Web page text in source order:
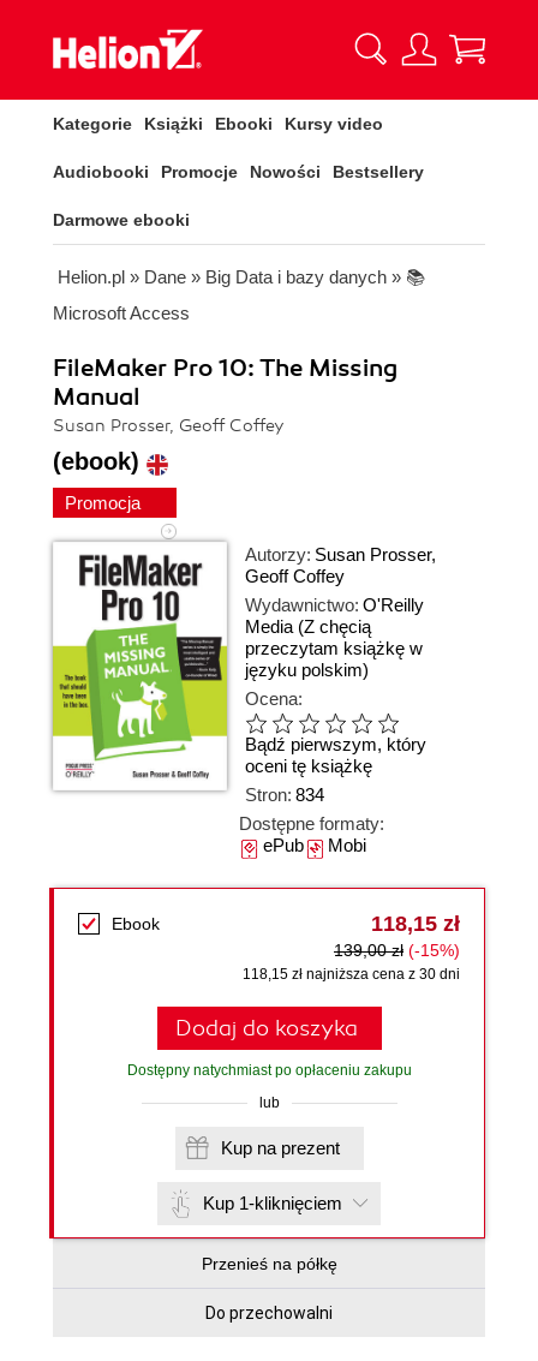
Kategorie Książki Ebooki Kursy video
Audiobooki Promocje Nowości Bestsellery
Darmowe ebooki
Helion.pl » Dane » Big Data i bazy danych » 📚
Microsoft Access
FileMaker Pro 10: The Missing
Manual
Susan Prosser, Geoff Coffey
(ebook)
Promocja
Autorzy: Susan Prosser,
Geoff Coffey
Wydawnictwo: O'Reilly
Media (Z chęcią
przeczytam książkę w
języku polskim)
Ocena:
Bądź pierwszym, który
oceni tę książkę
Stron: 834
Dostępne formaty:
ePubMobi
Ebook 118,15 zł
139,00 zł (-15%)
118,15 zł najniższa cena z 30 dni
Dodaj do koszyka
Dostępny natychmiast po opłaceniu zakupu
lub
Kup na prezent
Kup 1-kliknięciem
Przenieś na półkę
Do przechowalni